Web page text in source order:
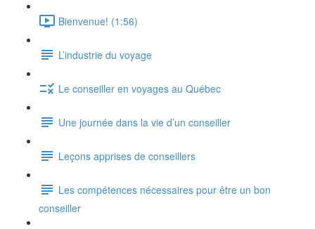
Bienvenue! (1:56)
L’industrie du voyage
Le conseiller en voyages au Québec
Une journée dans la vie d’un conseiller
Leçons apprises de conseillers
Les compétences nécessaires pour être un bon
conseiller